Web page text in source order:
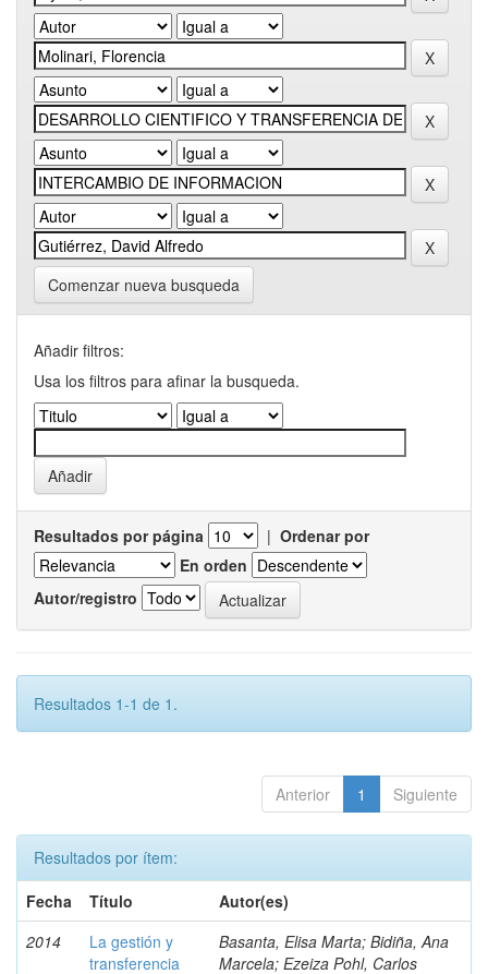
Comenzar nueva busqueda
Añadir filtros:
Usa los filtros para afinar la busqueda.
Resultados por página | Ordenar por
En orden
Autor/registro
Resultados 1-1 de 1.
Anterior 1 Siguiente
Resultados por ítem:
Fecha
Título
Autor(es)
2014
La gestión y
transferencia
Basanta, Elisa Marta; Bidiña, Ana
Marcela; Ezeiza Pohl, Carlos